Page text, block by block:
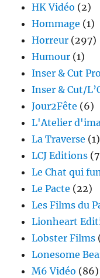
HK Vidéo (2)
Hommage (1)
Horreur (297)
Humour (1)
Inser & Cut
Inser & Cut/
Jour2Fête (6)
L'Atelier
La Traverse (1)
LCJ Editions
Le Chat qui
Le Pacte (22)
Les Films du
Lionheart
Lobster Films
Lonesome
M6 Vidéo (86)